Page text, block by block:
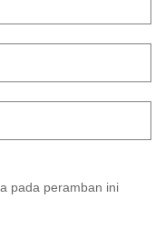
pada peramban ini